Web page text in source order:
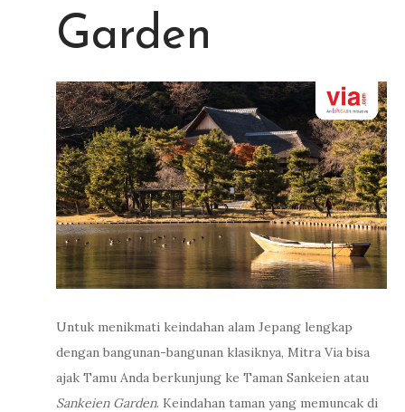
Garden
Untuk menikmati keindahan alam Jepang lengkap
dengan bangunan-bangunan klasiknya, Mitra Via bisa
ajak Tamu Anda berkunjung ke Taman Sankeien atau
Sankeien Garden. Keindahan taman yang memuncak di